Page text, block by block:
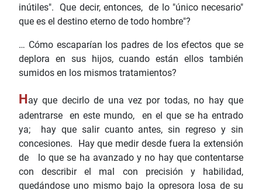
inútiles". Que decir, entonces, de lo "único necesario"
que es el destino eterno de todo hombre"?
… Cómo escaparían los padres de los efectos que se
deplora en sus hijos, cuando están ellos también
sumidos en los mismos tratamientos?
Hay que decirlo de una vez por todas, no hay que
adentrarse en este mundo, en el que se ha entrado
ya; hay que salir cuanto antes, sin regreso y sin
concesiones. Hay que medir desde fuera la extensión
de lo que se ha avanzado y no hay que contentarse
con describir el mal con precisión y habilidad,
quedándose uno mismo bajo la opresora losa de su